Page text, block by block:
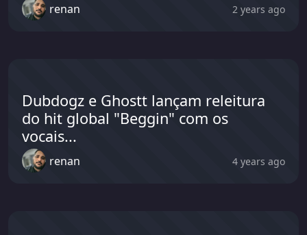
renan 2 years ago
Dubdogz e Ghostt lançam releitura
do hit global "Beggin" com os
vocais...
renan 4 years ago